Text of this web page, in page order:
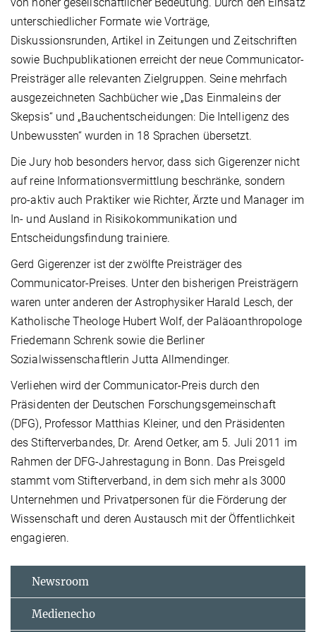
unterschiedlicher Formate wie Vorträge,
Diskussionsrunden, Artikel in Zeitungen und Zeitschriften
sowie Buchpublikationen erreicht der neue Communicator-
Preisträger alle relevanten Zielgruppen. Seine mehrfach
ausgezeichneten Sachbücher wie „Das Einmaleins der
Skepsis“ und „Bauchentscheidungen: Die Intelligenz des
Unbewussten“ wurden in 18 Sprachen übersetzt.
Die Jury hob besonders hervor, dass sich Gigerenzer nicht
auf reine Informationsvermittlung beschränke, sondern
pro-aktiv auch Praktiker wie Richter, Ärzte und Manager im
In- und Ausland in Risikokommunikation und
Entscheidungsfindung trainiere.
Gerd Gigerenzer ist der zwölfte Preisträger des
Communicator-Preises. Unter den bisherigen Preisträgern
waren unter anderen der Astrophysiker Harald Lesch, der
Katholische Theologe Hubert Wolf, der Paläoanthropologe
Friedemann Schrenk sowie die Berliner
Sozialwissenschaftlerin Jutta Allmendinger.
Verliehen wird der Communicator-Preis durch den
Präsidenten der Deutschen Forschungsgemeinschaft
(DFG), Professor Matthias Kleiner, und den Präsidenten
des Stifterverbandes, Dr. Arend Oetker, am 5. Juli 2011 im
Rahmen der DFG-Jahrestagung in Bonn. Das Preisgeld
stammt vom Stifterverband, in dem sich mehr als 3000
Unternehmen und Privatpersonen für die Förderung der
Wissenschaft und deren Austausch mit der Öffentlichkeit
engagieren.
Newsroom
Medienecho